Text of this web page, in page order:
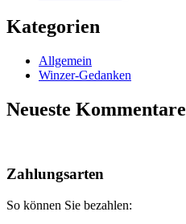
Kategorien
Allgemein
Winzer-Gedanken
Neueste Kommentare
oben
Zahlungsarten
So können Sie bezahlen: